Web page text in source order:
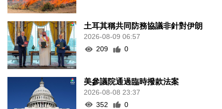
土耳其稱共同防務協議非針對伊朗
2026-08-09 06:57
209
0
美參議院通過臨時撥款法案
2026-08-08 23:37
352
0